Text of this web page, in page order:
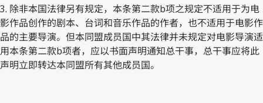
3. 除非本国法律另有规定，本条第二款b项之规定不适用于为电
影作品创作的剧本、台词和音乐作品的作者，也不适用于电影作
品的主要导演。但本同盟成员国中其法律并未规定对电影导演适
用本条第二款b项者，应以书面声明通知总干事，总干事应将此
声明立即转达本同盟所有其他成员国。